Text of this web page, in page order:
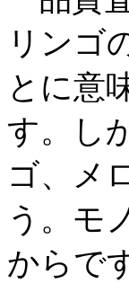
リンゴ
とに意
す。し
ゴ、メ
う。モ
からで